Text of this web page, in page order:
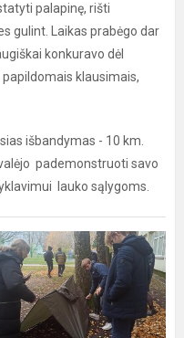
palapinę, rišti
gulint. Laikas prabėgo dar
konkuravo dėl
klausimais,
išbandymas - 10 km.
pademonstruoti savo
lauko sąlygoms.